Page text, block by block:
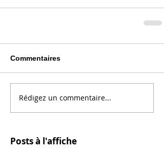
Commentaires
Rédigez un commentaire...
Posts à l'affiche